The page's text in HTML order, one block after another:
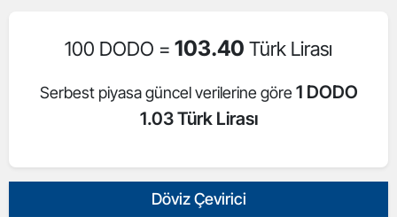
100 DODO = 103.40 Türk Lirası
Serbest piyasa güncel verilerine göre 1 DODO
1.03 Türk Lirası
Döviz Çevirici